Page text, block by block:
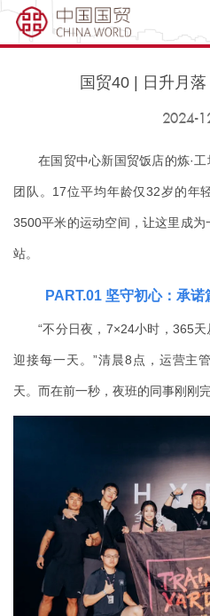
国贸40 | 日升月
2024-
在国贸中心新国贸饭店的炼·
团队。17位平均年龄仅32岁的年
3500平米的运动空间，让这里成
站。
PART.01 坚守初心：承诺
“不分日夜，7×24小时，365
迎接每一天。”清晨8点，运营主
天。而在前一秒，夜班的同事刚刚